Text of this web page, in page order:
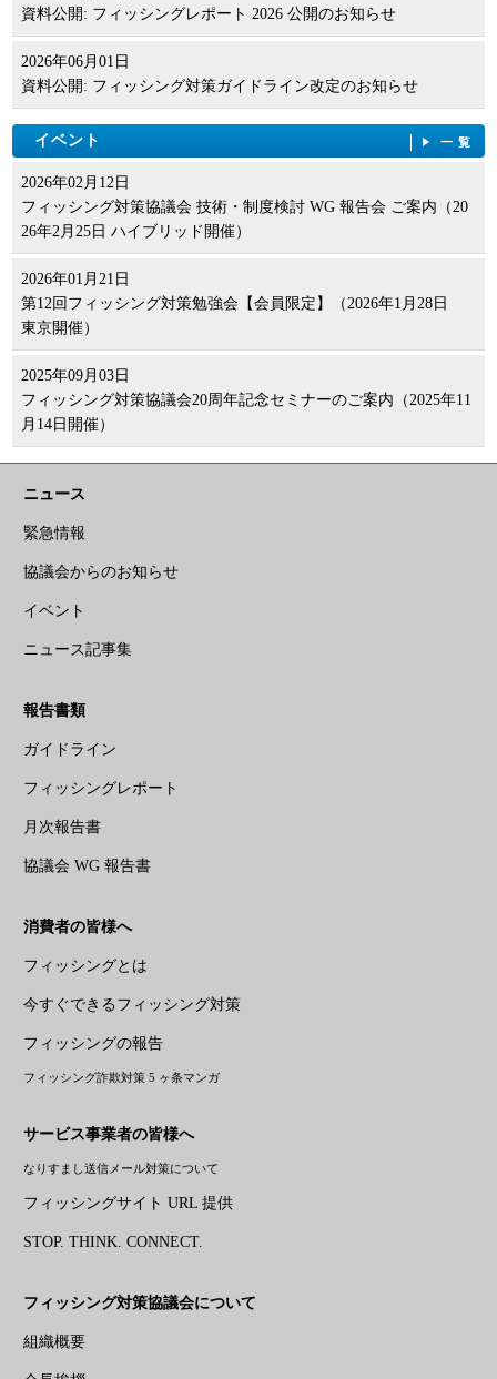
資料公開: フィッシングレポート 2026 公開のお知らせ
2026年06月01日
資料公開: フィッシング対策ガイドライン改定のお知らせ
イベント 一覧
2026年02月12日
フィッシング対策協議会 技術・制度検討 WG 報告会 ご案内（20
26年2月25日 ハイブリッド開催）
2026年01月21日
第12回フィッシング対策勉強会【会員限定】（2026年1月28日
東京開催）
2025年09月03日
フィッシング対策協議会20周年記念セミナーのご案内（2025年11
月14日開催）
ニュース
緊急情報
協議会からのお知らせ
イベント
ニュース記事集
報告書類
ガイドライン
フィッシングレポート
月次報告書
協議会 WG 報告書
消費者の皆様へ
フィッシングとは
今すぐできるフィッシング対策
フィッシングの報告
フィッシング詐欺対策 5 ヶ条マンガ
サービス事業者の皆様へ
なりすまし送信メール対策について
フィッシングサイト URL 提供
STOP. THINK. CONNECT.
フィッシング対策協議会について
組織概要